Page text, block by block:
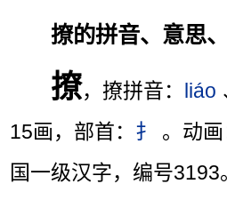
撩的拼音、意思
撩，撩拼音： liáo
15画，部首： 扌 。动
国一级汉字，编号3193